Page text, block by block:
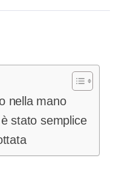
nella mano
stato semplice